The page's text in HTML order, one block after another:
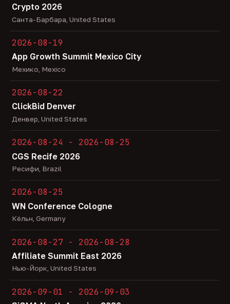
Crypto 2026
Санта-Барбара, United States
2026-08-19
App Growth Summit Mexico City
Мехико, Mexico
2026-08-22
ClickBid Denver
Денвер, United States
2026-08-24 - 2026-08-25
CGS Recife 2026
Ресифи, Brazil
2026-08-25
WN Conference Cologne
Кёльн, Germany
2026-08-27 - 2026-08-28
Affiliate Summit East 2026
Нью-Йорк, United States
2026-09-01 - 2026-09-03